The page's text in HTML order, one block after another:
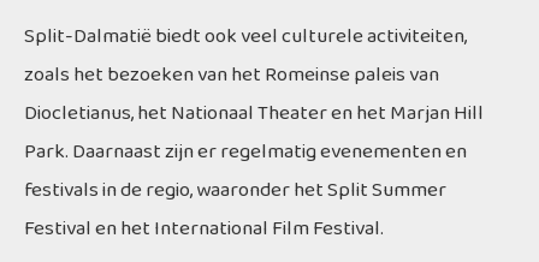
Split-Dalmatië biedt ook veel culturele activiteiten,
zoals het bezoeken van het Romeinse paleis van
Diocletianus, het Nationaal Theater en het Marjan Hill
Park. Daarnaast zijn er regelmatig evenementen en
festivals in de regio, waaronder het Split Summer
Festival en het International Film Festival.